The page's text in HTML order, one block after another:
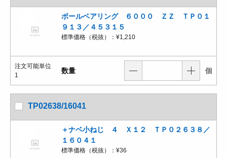
ボールベアリング ６０００ ＺＺ ＴＰ０１
９１３／４５３１５
標準価格（税抜）： ¥1,210
注文可能単位
1
数量 個
TP02638/16041
＋ナベ小ねじ ４ Ｘ１２ ＴＰ０２６３８／
１６０４１
標準価格（税抜）： ¥36